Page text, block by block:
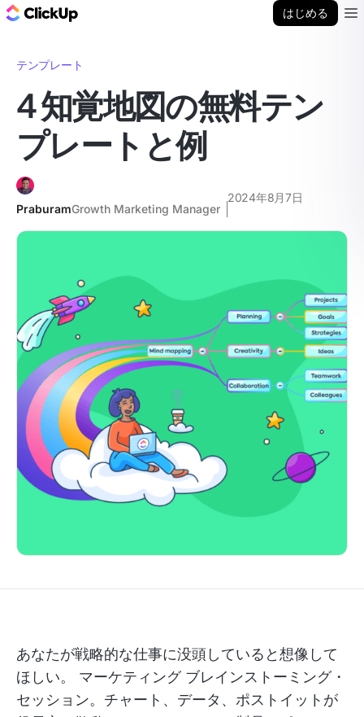
はじめる
テンプレート
4 知覚地図の無料テン
プレートと例
PraburamGrowth Marketing Manager
2024年8月7日
あなたが戦略的な仕事に没頭していると想像して
ほしい。 マーケティングブレインストーミング・
セッション。チャート、データ、ポストイットが